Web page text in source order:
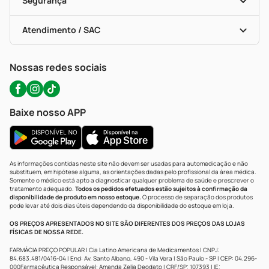
Troca E Devolução
Bulas De A A Z
Políticas De Marketplace
Testes Rápidos
Autoteste Covid-19
Certificado De Segurança
Portal Da Privacidade
Atendimento / SAC
WhatsApp (47) 9202-1687
Nossas redes sociais
Baixe nosso APP
As informações contidas neste site não devem ser usadas para automedicação e não
substituem, em hipótese alguma, as orientações dadas pelo profissional da área médica.
Somente o médico está apto a diagnosticar qualquer problema de saúde e prescrever o
tratamento adequado. Todos os pedidos efetuados estão sujeitos à confirmação da
disponibilidade de produto em nosso estoque.O processo de separação dos produtos
pode levar até dois dias úteis dependendo da disponibilidade do estoque em loja.
OS PREÇOS APRESENTADOS NO SITE SÃO DIFERENTES DOS PREÇOS DAS LOJAS
FÍSICAS DE NOSSA REDE.
FARMÁCIA PREÇO POPULAR | Cia Latino Americana de Medicamentos | CNPJ:
84.683.481/0416-04 | End: Av. Santo Albano, 490 - Vila Vera | São Paulo - SP | CEP: 04.296-
000Farmacêutica Responsável: Amanda Zelia Deodato | CRF/SP: 107393 | IE: